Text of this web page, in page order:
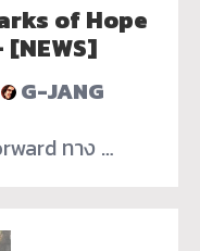
of Hope
[NEWS]
G-JANG
ทาง …